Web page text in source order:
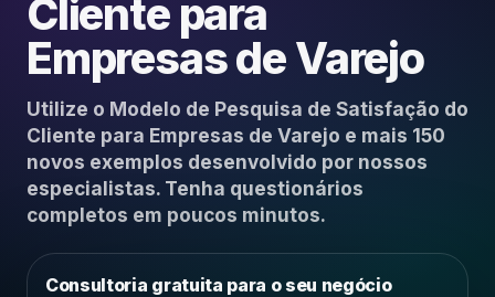
Varejo
Saúde
Marketing
Recursos Humanos
Relacionamento B2B
Cliente para
Empresas de Varejo
Utilize o Modelo de Pesquisa de Satisfação do
Cliente para Empresas de Varejo e mais 150
novos exemplos desenvolvido por nossos
especialistas. Tenha questionários
completos em poucos minutos.
Consultoria gratuita para o seu negócio